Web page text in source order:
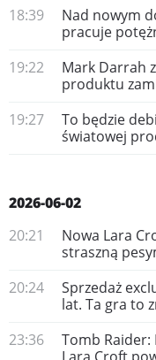
18:39
Nad nowym
pracuje
19:22
Mark Darrah
produktu
19:27
To będzie
światowej
2026-06-02
20:21
Nowa Lara
straszną
20:24
Sprzedaż
lat. Ta gra to
23:36
Tomb Raider: